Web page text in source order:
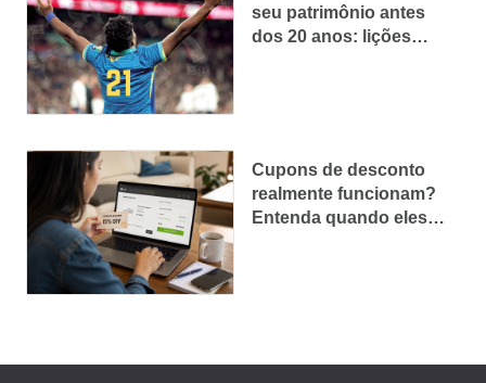
seu patrimônio antes
dos 20 anos: lições
Cupons de desconto
realmente funcionam?
Entenda quando eles